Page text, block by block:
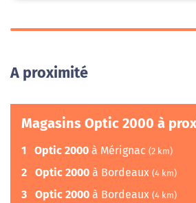
A proximité
Magasins Optic 2000 à
1 Optic 2000 à Mérignac (2 km)
2 Optic 2000 à Bordeaux (4 km)
3 Optic 2000 à Bordeaux (4 km)